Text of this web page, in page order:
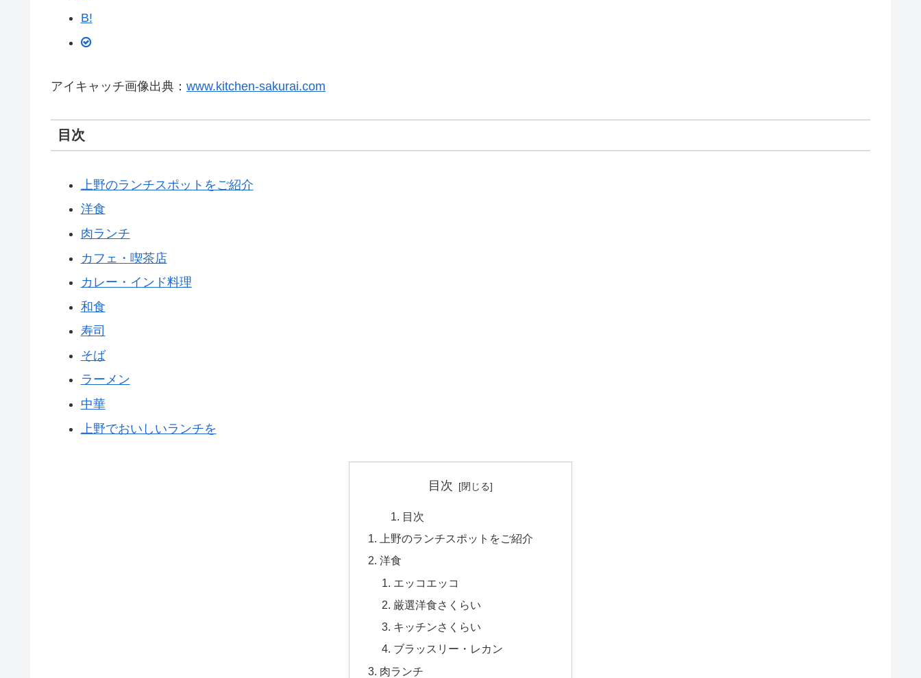
B!
アイキャッチ画像出典： www.kitchen-sakurai.com
目次
上野のランチスポットをご紹介
洋食
肉ランチ
カフェ・喫茶店
カレー・インド料理
和食
寿司
そば
ラーメン
中華
上野でおいしいランチを
目次
目次
上野のランチスポットをご紹介
洋食
エッコエッコ
厳選洋食さくらい
キッチンさくらい
ブラッスリー・レカン
肉ランチ